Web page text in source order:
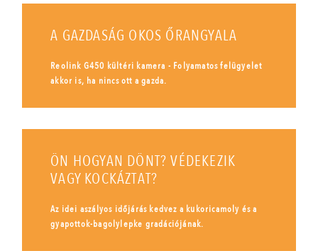
A GAZDASÁG OKOS ŐRANGYALA
Reolink G450 kültéri kamera - Folyamatos felügyelet
akkor is, ha nincs ott a gazda.
ÖN HOGYAN DÖNT? VÉDEKEZIK
VAGY KOCKÁZTAT?
Az idei aszályos időjárás kedvez a kukoricamoly és a
gyapottok-bagolylepke gradációjának.